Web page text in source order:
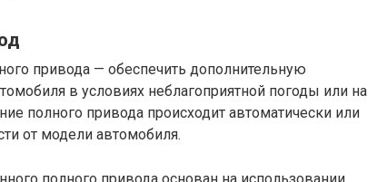
привода — обеспечить дополнительную
в условиях неблагоприятной погоды или на
полного привода происходит автоматически или
от модели автомобиля.